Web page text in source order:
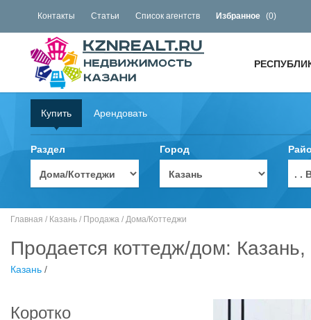
Контакты Статьи Список агентств Избранное (0)
Купить Арендовать
Раздел Город
. .
Главная / Казань / Продажа / Дома/Коттеджи
Продается коттедж/дом:
Казань /
Коротко